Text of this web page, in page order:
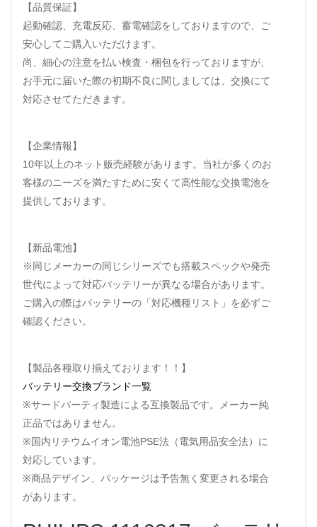
【品質保証】
起動確認、充電反応、蓄電確認をしておりますので、ご
安心してご購入いただけます。
尚、細心の注意を払い検査・梱包を行っておりますが、
お手元に届いた際の初期不良に関しましては、交換にて
対応させてただきます。
【企業情報】
10年以上のネット贩売経験があります。当社が多くのお
客様のニーズを満たすために安くて高性能な交換電池を
提供しております。
【新品電池】
※同じメーカーの同じシリーズでも搭載スペックや発売
世代によって対応バッテリーが異なる場合があります。
ご購入の際はバッテリーの「対応機種リスト」を必ずご
確認ください。
【製品各種取り揃えております！！】
バッテリー交換ブランド一覧
※サードパーティ製造による互換製品です。メーカー純
正品ではありません。
※国内リチウムイオン電池PSE法（電気用品安全法）に
対応しています。
※商品デザイン、パッケージは予告無く変更される場合
があります。